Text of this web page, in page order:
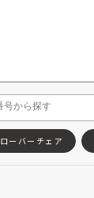
ローバーチェア